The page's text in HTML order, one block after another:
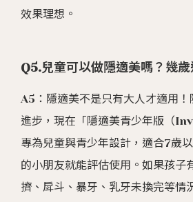
效果理想。
Q5.兒童可以做隱適美嗎？幾歲
A5：隱適美不是只有大人才適用！
進步，現在「隱適美青少年版（
專為兒童與青少年設計，適合7歲以
的小朋友就能評估使用。如果孩子
擠、戽斗、暴牙、乳牙未換完等情